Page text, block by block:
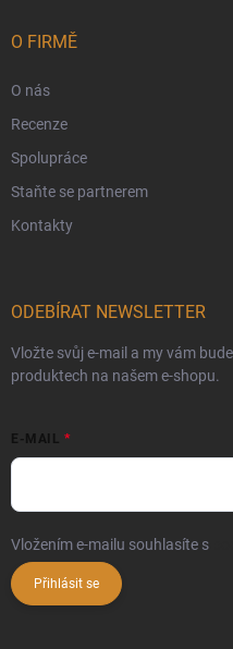
O FIRMĚ
O nás
Recenze
Spolupráce
Staňte se partnerem
Kontakty
ODEBÍRAT NEWSLETTER
Vložte svůj e-mail a my vám
produktech na našem e-shopu.
E-MAIL
Vložením e-mailu souhlasíte s
Přihlásit se